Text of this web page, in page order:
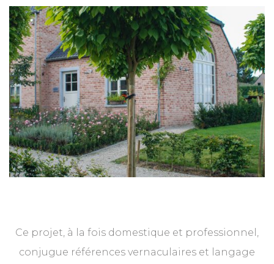
Ce projet, à la fois domestique et professionnel,
conjugue références vernaculaires et langage